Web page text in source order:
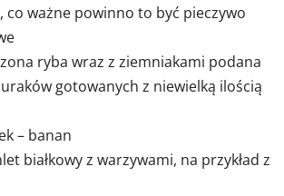
ważne powinno to być pieczywo
ryba wraz z ziemniakami podana
gotowanych z niewielką ilością
– banan
białkowy z warzywami, na przykład z